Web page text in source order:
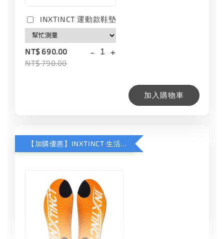
INXTINCT 運動款鞋墊
NT$ 690.00
NT$ 790.00
- +
加入購物車
【加購優惠】INXTINCT 生活日用鞋墊